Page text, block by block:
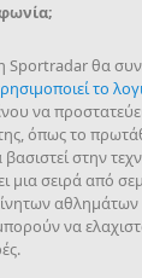
θα
το
να
όπως το
στην
μια σειρά από
αθλημάτων
να